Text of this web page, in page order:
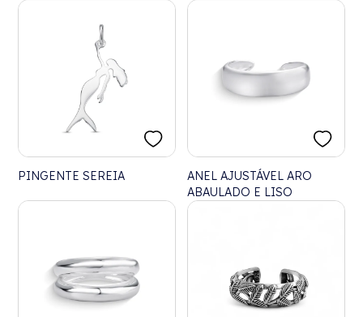
PINGENTE SEREIA
ANEL AJUSTÁVEL ARO
ABAULADO E LISO